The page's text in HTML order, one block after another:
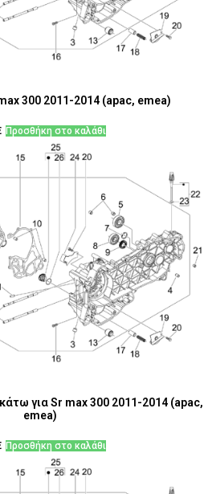
300 2011-2014 (apac, emea)
Προσθήκη στο καλάθι
για Sr max 300 2011-2014 (apac,
emea)
Προσθήκη στο καλάθι